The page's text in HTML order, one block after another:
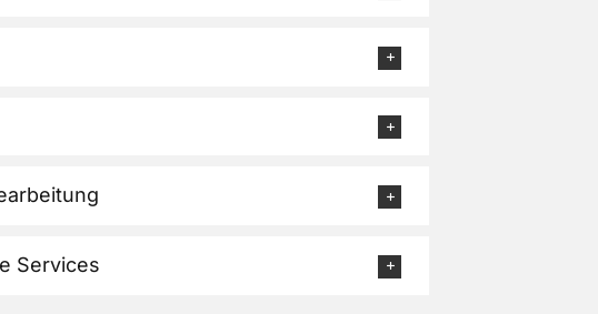
Services